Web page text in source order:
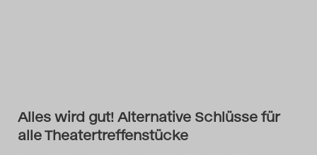
2025
Alles wird gut! Alternative Schlüsse für
alle Theatertreffenstücke